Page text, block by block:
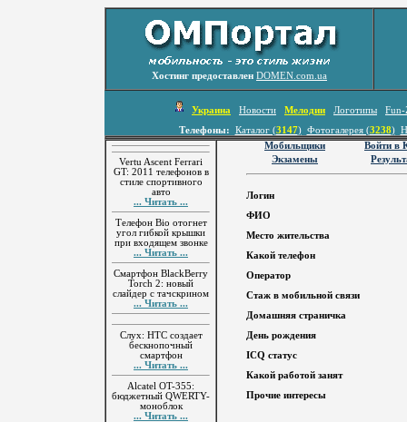
Хостинг предоставлен DOMEN.com.ua
Украина Новости Мелодии Логотипы
Fun-
Телефоны:
Каталог (3147) Фотогалерея (3238)
Vertu Ascent Ferrari
GT: 2011 телефонов в
стиле спортивного
авто
... Читать ...
Телефон Bio отогнет
угол гибкой крышки
при входящем звонке
... Читать ...
Смартфон BlackBerry
Torch 2: новый
слайдер с тачскрином
... Читать ...
Слух: HTC создает
бескнопочный
смартфон
... Читать ...
Alcatel OT-355:
бюджетный QWERTY-
моноблок
... Читать ...
Мобильщики
Войти в
Экзамены
Логин
ФИО
Место жительства
Какой телефон
Оператор
Стаж в мобильной связи
Домашняя страничка
День рождения
ICQ статус
Какой работой занят
Прочие интересы